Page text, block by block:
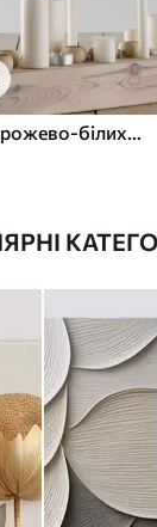
Букет великих пишних рожево-білих квітів півонії із зеленим листям на м’якому розмитому фоні